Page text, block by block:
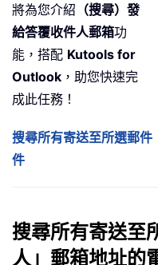
將為您介紹 （搜尋）發
給答覆收件人郵箱功
能，搭配 Kutools for
Outlook ，助您快速完
成此任務！
搜尋所有寄送至所選郵
件
搜尋所有寄送至
人」郵箱地址的